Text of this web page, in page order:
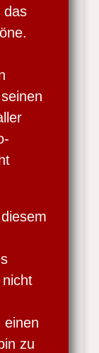
das
einen
zu